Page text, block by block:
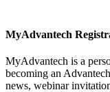
MyAdvantech
MyAdvantech is a
becoming an
news, webinar